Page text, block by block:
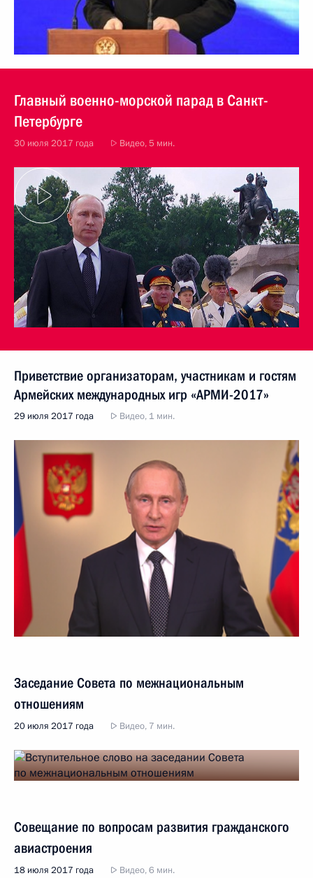
Главный военно-морской парад в Санкт-
Петербурге
30 июля 2017 года Видео, 5 мин.
Приветствие организаторам, участникам и гостям
Армейских международных игр «АРМИ-2017»
29 июля 2017 года Видео, 1 мин.
Заседание Совета по межнациональным
отношениям
20 июля 2017 года Видео, 7 мин.
Совещание по вопросам развития гражданского
авиастроения
18 июля 2017 года Видео, 6 мин.